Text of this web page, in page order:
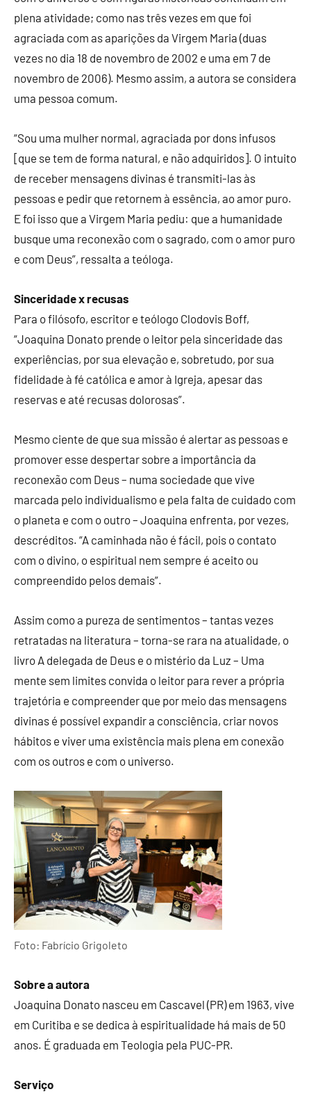
plena atividade; como nas três vezes em que foi
agraciada com as aparições da Virgem Maria (duas
vezes no dia 18 de novembro de 2002 e uma em 7 de
novembro de 2006). Mesmo assim, a autora se considera
uma pessoa comum.
“Sou uma mulher normal, agraciada por dons infusos
[que se tem de forma natural, e não adquiridos]. O intuito
de receber mensagens divinas é transmiti-las às
pessoas e pedir que retornem à essência, ao amor puro.
E foi isso que a Virgem Maria pediu: que a humanidade
busque uma reconexão com o sagrado, com o amor puro
e com Deus”, ressalta a teóloga.
Sinceridade x recusas
Para o filósofo, escritor e teólogo Clodovis Boff,
“Joaquina Donato prende o leitor pela sinceridade das
experiências, por sua elevação e, sobretudo, por sua
fidelidade à fé católica e amor à Igreja, apesar das
reservas e até recusas dolorosas”.
Mesmo ciente de que sua missão é alertar as pessoas e
promover esse despertar sobre a importância da
reconexão com Deus – numa sociedade que vive
marcada pelo individualismo e pela falta de cuidado com
o planeta e com o outro – Joaquina enfrenta, por vezes,
descréditos. “A caminhada não é fácil, pois o contato
com o divino, o espiritual nem sempre é aceito ou
compreendido pelos demais”.
Assim como a pureza de sentimentos – tantas vezes
retratadas na literatura – torna-se rara na atualidade, o
livro A delegada de Deus e o mistério da Luz – Uma
mente sem limites convida o leitor para rever a própria
trajetória e compreender que por meio das mensagens
divinas é possível expandir a consciência, criar novos
hábitos e viver uma existência mais plena em conexão
com os outros e com o universo.
Foto: Fabrício Grigoleto
Sobre a autora
Joaquina Donato nasceu em Cascavel (PR) em 1963, vive
em Curitiba e se dedica à espiritualidade há mais de 50
anos. É graduada em Teologia pela PUC-PR.
Serviço